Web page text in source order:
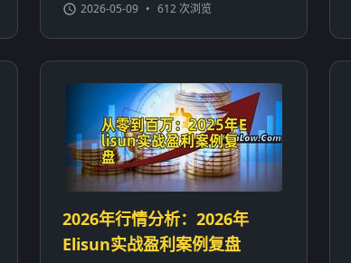
2026-05-09 • 612 次浏览
2026年行情分析：2026年
Elisun实战盈利案例复盘